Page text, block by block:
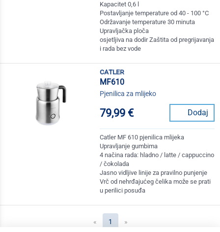
Kapacitet 0,6 l
Postavljanje temperature od 40 - 100 °C
Održavanje temperature 30 minuta
Upravljačka ploča
osjetljiva na dodir Zaštita od pregrijavanja
i rada bez vode
catler
MF610
Pjenilica za mlijeko
79,99 € Dodaj
Catler MF 610 pjenilica mlijeka
Upravljanje gumbima
4 načina rada: hladno / latte / cappuccino
/ čokolada
Jasno vidljive linije za pravilno punjenje
Vrč od nehrđajućeg čelika može se prati
u perilici posuđa
« 1 (current)
»